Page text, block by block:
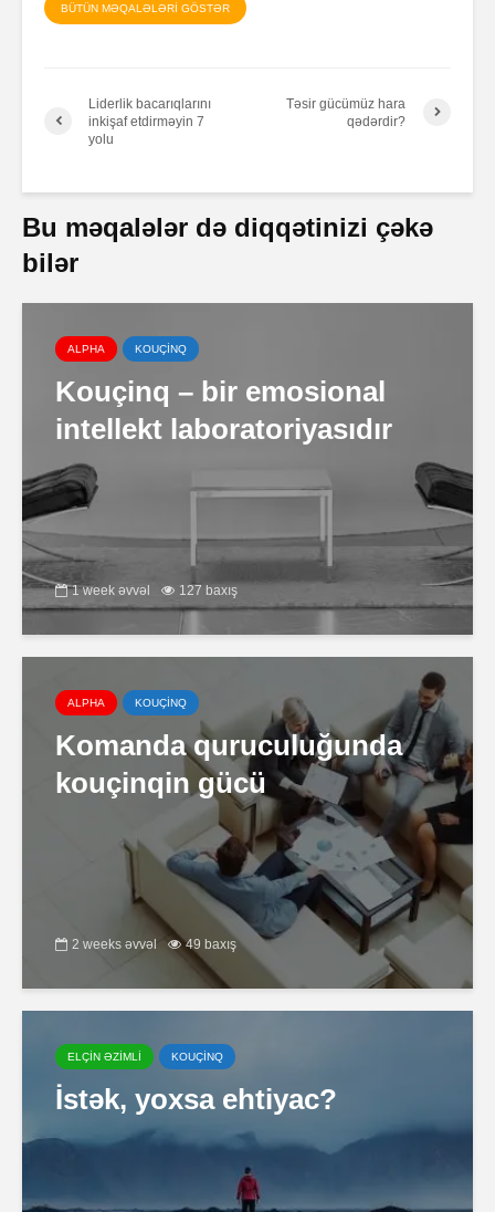
BÜTÜN MƏQALƏLƏRİ GÖSTƏR
Liderlik bacarıqlarını
inkişaf etdirməyin 7
yolu
Təsir gücümüz hara
qədərdir?
Bu məqalələr də diqqətinizi çəkə
bilər
ALPHA KOUÇİNQ
Kouçinq – bir emosional
intellekt laboratoriyasıdır
1 week əvvəl 127 baxış
ALPHA KOUÇİNQ
Komanda quruculuğunda
kouçinqin gücü
2 weeks əvvəl 49 baxış
ELÇİN ƏZİMLİ KOUÇİNQ
İstək, yoxsa ehtiyac?